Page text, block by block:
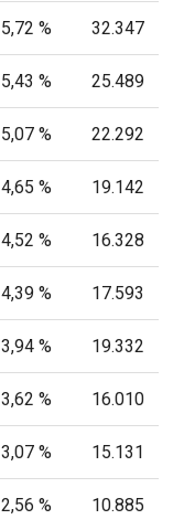
5,72 % 32.347
5,43 % 25.489
5,07 % 22.292
4,65 % 19.142
4,52 % 16.328
4,39 % 17.593
3,94 % 19.332
3,62 % 16.010
3,07 % 15.131
2,56 % 10.885